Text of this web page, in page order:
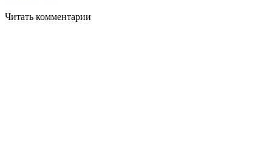
Читать комментарии